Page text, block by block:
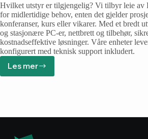
Hvilket utstyr er tilgjengelig? Vi tilbyr leie av
for midlertidige behov, enten det gjelder
konferanser, kurs eller vikarer. Med et bredt
og stasjonære PC-er, nettbrett og tilbehør,
kostnadseffektive løsninger. Våre enheter
konfigurert med teknisk support inkludert.
Les mer